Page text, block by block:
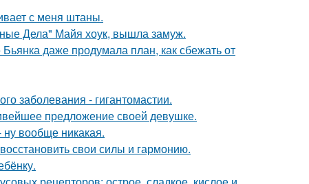
с меня штаны.
Дела" Майя хоук, вышла замуж.
даже продумала план, как сбежать от
заболевания - гигантомастии.
предложение своей девушке.
вообще никакая.
свои силы и гармонию.